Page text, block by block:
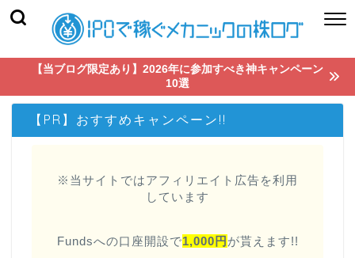
【当ブログ限定あり】2026年に参加すべき神キャンペーン
10選
【PR】おすすめキャンペーン!!
※当サイトではアフィリエイト広告を利用
しています
Fundsへの口座開設で1,000円 が貰えます!!